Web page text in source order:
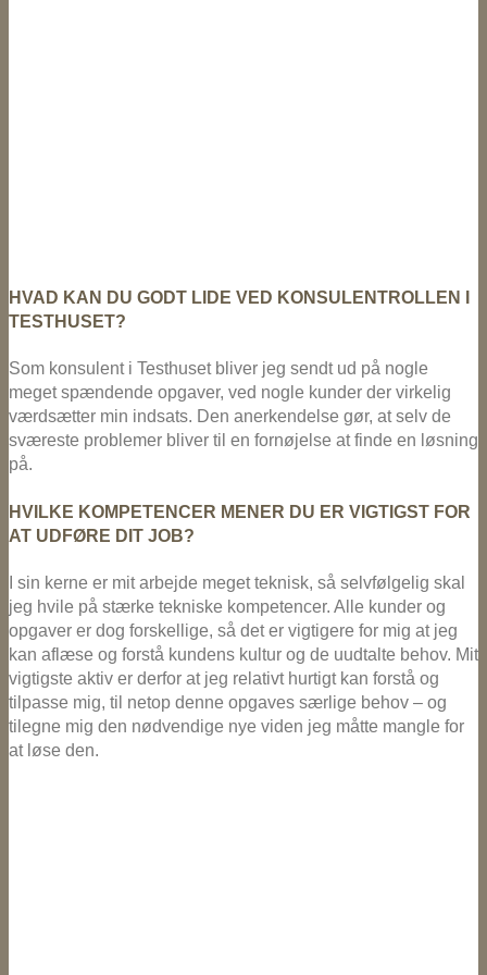
HVAD KAN DU GODT LIDE VED KONSULENTROLLEN I
TESTHUSET?
Som konsulent i Testhuset bliver jeg sendt ud på nogle
meget spændende opgaver, ved nogle kunder der virkelig
værdsætter min indsats. Den anerkendelse gør, at selv de
sværeste problemer bliver til en fornøjelse at finde en løsning
på.
HVILKE KOMPETENCER MENER DU ER VIGTIGST FOR
AT UDFØRE DIT JOB?
I sin kerne er mit arbejde meget teknisk, så selvfølgelig skal
jeg hvile på stærke tekniske kompetencer. Alle kunder og
opgaver er dog forskellige, så det er vigtigere for mig at jeg
kan aflæse og forstå kundens kultur og de uudtalte behov. Mit
vigtigste aktiv er derfor at jeg relativt hurtigt kan forstå og
tilpasse mig, til netop denne opgaves særlige behov – og
tilegne mig den nødvendige nye viden jeg måtte mangle for
at løse den.